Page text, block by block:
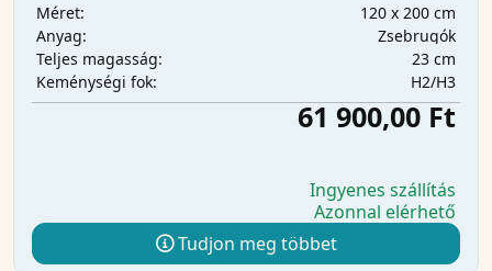
Méret:
120 x 200 cm
Anyag:
Zsebrugók
Teljes magasság:
23 cm
Keménységi fok:
H2/H3
61 900,00 Ft
Ingyenes szállítás
Azonnal elérhető
Tudjon meg többet